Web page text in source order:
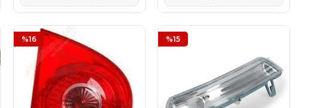
%16 %15